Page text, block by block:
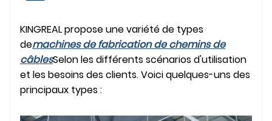
KINGREAL propose une variété de types
demachines de fabrication de chemins de
câblesSelon les différents scénarios d'utilisation
et les besoins des clients. Voici quelques-uns des
principaux types :